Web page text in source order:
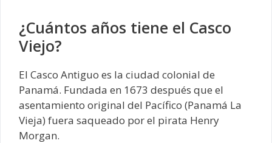
¿Cuántos años tiene el Casco
Viejo?
El Casco Antiguo es la ciudad colonial de
Panamá. Fundada en 1673 después que el
asentamiento original del Pacífico (Panamá La
Vieja) fuera saqueado por el pirata Henry
Morgan.